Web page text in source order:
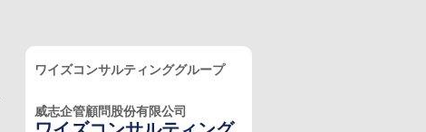
ワイズコンサルティンググループ
威志企管顧問股份有限公司